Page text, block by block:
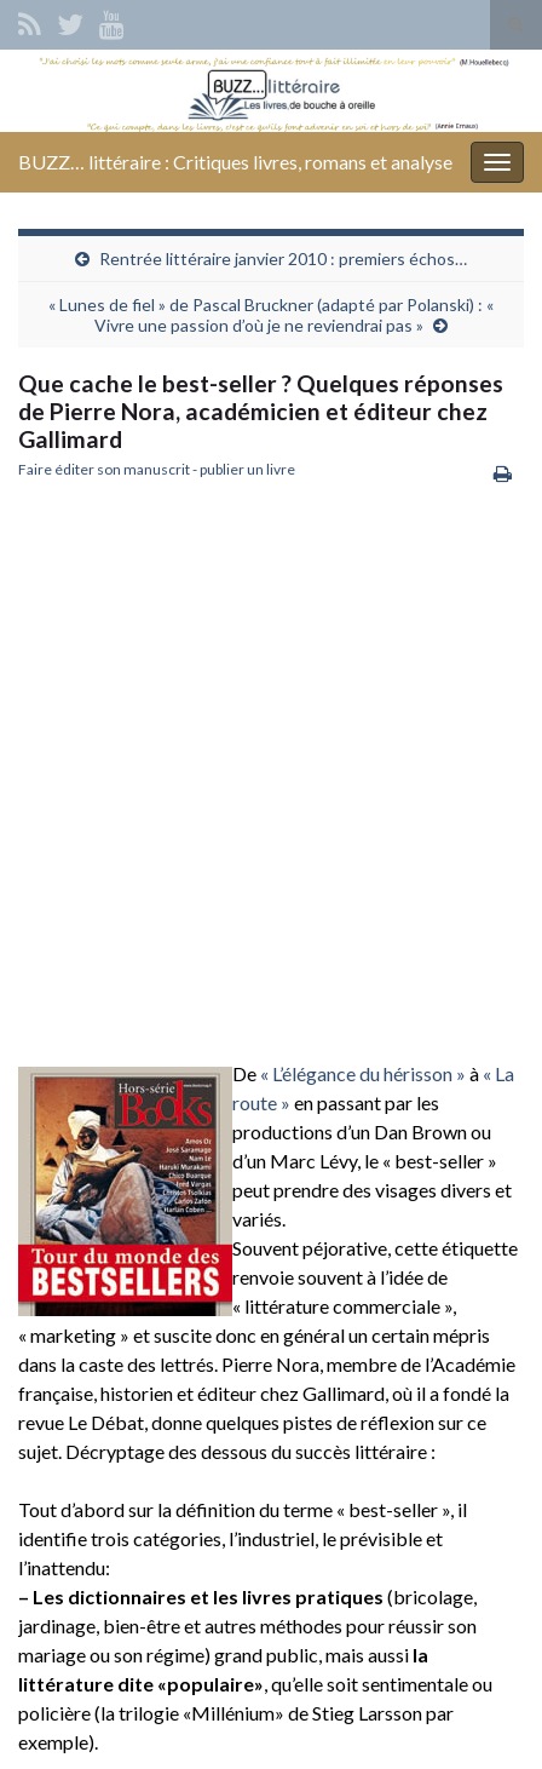
Search for:
BUZZ… littéraire : Critiques livres, romans et analyse
Rentrée littéraire janvier 2010 : premiers échos…
« Lunes de fiel » de Pascal Bruckner (adapté par Polanski) : «
Vivre une passion d’où je ne reviendrai pas »
Que cache le best-seller ? Quelques réponses
de Pierre Nora, académicien et éditeur chez
Gallimard
Faire éditer son manuscrit - publier un livre
De « L’élégance du hérisson » à « La
route » en passant par les
productions d’un Dan Brown ou
d’un Marc Lévy, le « best-seller »
peut prendre des visages divers et
variés.
Souvent péjorative, cette étiquette
renvoie souvent à l’idée de
« littérature commerciale »,
« marketing » et suscite donc en général un certain mépris
dans la caste des lettrés. Pierre Nora, membre de l’Académie
française, historien et éditeur chez Gallimard, où il a fondé la
revue Le Débat, donne quelques pistes de réflexion sur ce
sujet. Décryptage des dessous du succès littéraire :
Tout d’abord sur la définition du terme « best-seller », il
identifie trois catégories, l’industriel, le prévisible et
l’inattendu:
– Les dictionnaires et les livres pratiques (bricolage,
jardinage, bien-être et autres méthodes pour réussir son
mariage ou son régime) grand public, mais aussi la
littérature dite «populaire» , qu’elle soit sentimentale ou
policière (la trilogie «Millénium» de Stieg Larsson par
exemple).